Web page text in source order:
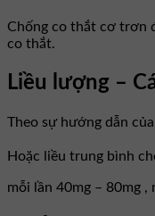
Chống co thắt cơ trơn
co thắt.
Liều lượng –
Theo sự hướng dẫn
Hoặc liều trung bình
mỗi lần 40mg – 80mg ,